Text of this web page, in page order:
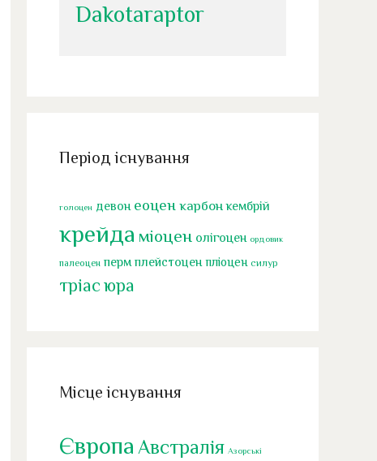
Dakotaraptor
Період існування
голоцен девон еоцен карбон кембрій
крейда міоцен олігоцен ордовик
палеоцен перм плейстоцен пліоцен силур
тріасюра
Місце існування
Європа Австралія Азорські